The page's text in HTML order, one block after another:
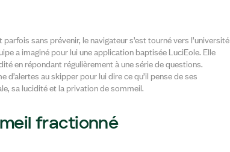
sans prévenir, le navigateur s’est tourné vers l’université
a imaginé pour lui une application baptisée LuciEole. Elle
en répondant régulièrement à une série de questions.
au skipper pour lui dire ce qu’il pense de ses
sa lucidité et la privation de sommeil.
fractionné